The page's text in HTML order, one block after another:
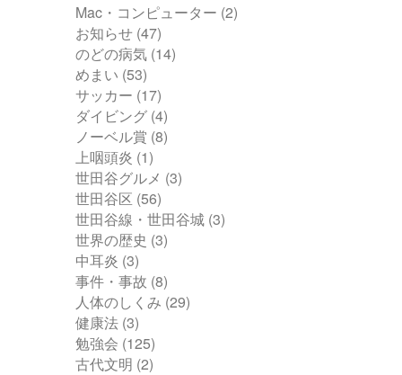
Mac・コンピューター (2)
お知らせ (47)
のどの病気 (14)
めまい (53)
サッカー (17)
ダイビング (4)
ノーベル賞 (8)
上咽頭炎 (1)
世田谷グルメ (3)
世田谷区 (56)
世田谷線・世田谷城 (3)
世界の歴史 (3)
中耳炎 (3)
事件・事故 (8)
人体のしくみ (29)
健康法 (3)
勉強会 (125)
古代文明 (2)